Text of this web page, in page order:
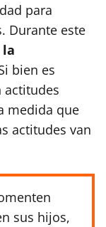
para
Durante este
la
bien es
medida que
actitudes van
sus hijos,